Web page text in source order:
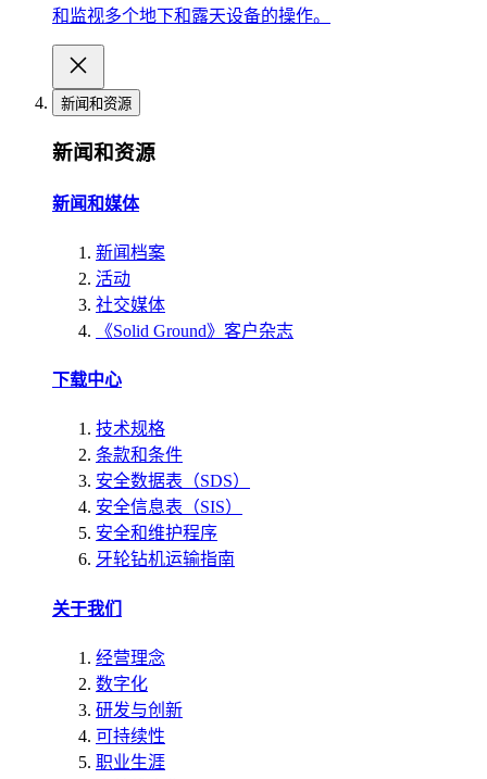
和监视多个地下和露天设备的操作。
新闻和资源
新闻和资源
新闻和媒体
新闻档案
活动
社交媒体
《Solid Ground》客户杂志
下载中心
技术规格
条款和条件
安全数据表（SDS）
安全信息表（SIS）
安全和维护程序
牙轮钻机运输指南
关于我们
经营理念
数字化
研发与创新
可持续性
职业生涯